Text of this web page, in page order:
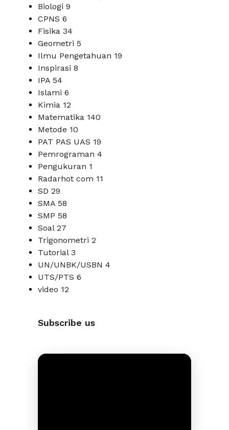
Biologi 9
CPNS 6
Fisika 34
Geometri 5
Ilmu Pengetahuan 19
Inspirasi 8
IPA 54
Islami 6
Kimia 12
Matematika 140
Metode 10
PAT PAS UAS 19
Pemrograman 4
Pengukuran 1
Radarhot com 11
SD 29
SMA 58
SMP 58
Soal 27
Trigonometri 2
Tutorial 3
UN/UNBK/USBN 4
UTS/PTS 6
video 12
Subscribe us